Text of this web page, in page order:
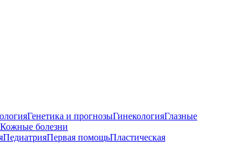
Генетика и прогнозыГинекологияГлазные
Кожные болезни
ПедиатрияПервая помощьПластическая